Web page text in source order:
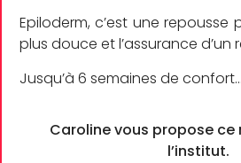
Epiloderm, c’est une repousse
plus douce et l’assurance d’un
Jusqu’à 6 semaines de confort…
Caroline vous propose ce
l’institut.